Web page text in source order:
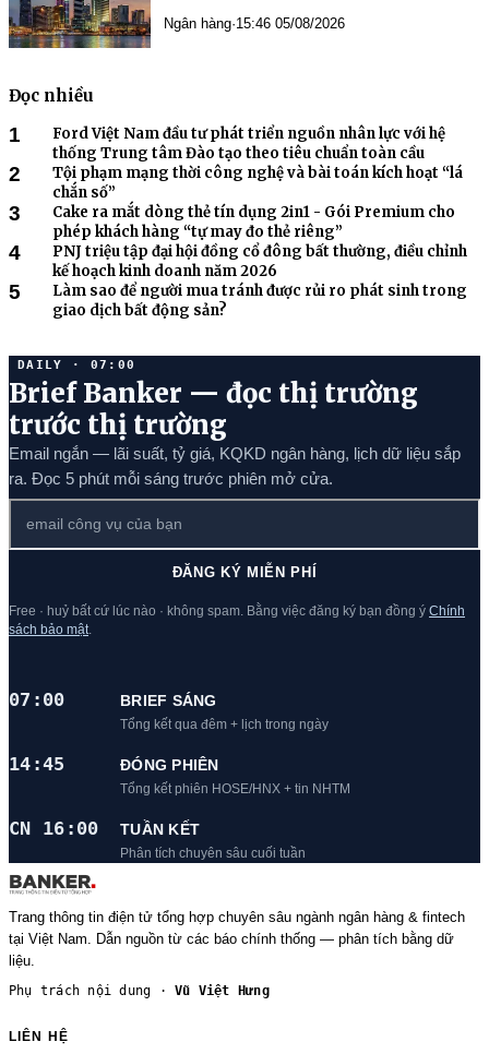
Ngân hàng·15:46 05/08/2026
Đọc nhiều
1
Ford Việt Nam đầu tư phát triển nguồn nhân lực với hệ
thống Trung tâm Đào tạo theo tiêu chuẩn toàn cầu
2
Tội phạm mạng thời công nghệ và bài toán kích hoạt “lá
chắn số”
3
Cake ra mắt dòng thẻ tín dụng 2in1 - Gói Premium cho
phép khách hàng “tự may đo thẻ riêng”
4
PNJ triệu tập đại hội đồng cổ đông bất thường, điều chỉnh
kế hoạch kinh doanh năm 2026
5
Làm sao để người mua tránh được rủi ro phát sinh trong
giao dịch bất động sản?
DAILY · 07:00
Brief Banker — đọc thị trường
trước thị trường
Email ngắn — lãi suất, tỷ giá, KQKD ngân hàng, lịch dữ liệu sắp
ra. Đọc 5 phút mỗi sáng trước phiên mở cửa.
ĐĂNG KÝ MIỄN PHÍ
Free · huỷ bất cứ lúc nào · không spam. Bằng việc đăng ký bạn đồng ý Chính
sách bảo mật
07:00 BRIEF SÁNG
Tổng kết qua đêm + lịch trong ngày
14:45 ĐÓNG PHIÊN
Tổng kết phiên HOSE/HNX + tin NHTM
CN 16:00 TUẦN KẾT
Phân tích chuyên sâu cuối tuần
Trang thông tin điện tử tổng hợp chuyên sâu ngành ngân hàng & fintech
tại Việt Nam. Dẫn nguồn từ các báo chính thống — phân tích bằng dữ
liệu.
Phụ trách nội dung ·Vũ Việt Hưng
LIÊN HỆ